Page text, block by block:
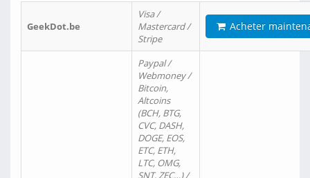
GeekDot.be
Visa /
Mastercard /
Stripe
Acheter
Paypal /
Webmoney /
Bitcoin,
Altcoins
(BCH, BTG,
CVC, DASH,
DOGE, EOS,
ETC, ETH,
LTC, OMG,
SNT, ZEC…) /